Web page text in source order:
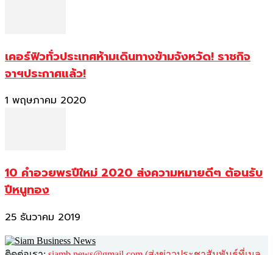
เคอร์ฟิวทั่วประเทศห้ามเดินทางข้ามจังหวัด! ราชกิจ
จาฯประกาศแล้ว!
1 พฤษภาคม 2020
10 คำอวยพรปีใหม่ 2020 ส่งความหมายดีๆ ต้อนรับ
ปีหนูทอง
25 ธันวาคม 2019